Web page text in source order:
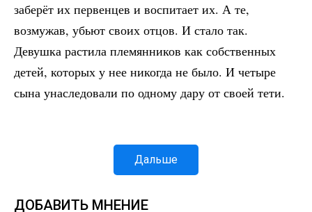
заберёт их первенцев и воспитает их. А те,
возмужав, убьют своих отцов. И стало так.
Девушка растила племянников как собственных
детей, которых у нее никогда не было. И четыре
сына унаследовали по одному дару от своей тети.
Дальше
ДОБАВИТЬ МНЕНИЕ